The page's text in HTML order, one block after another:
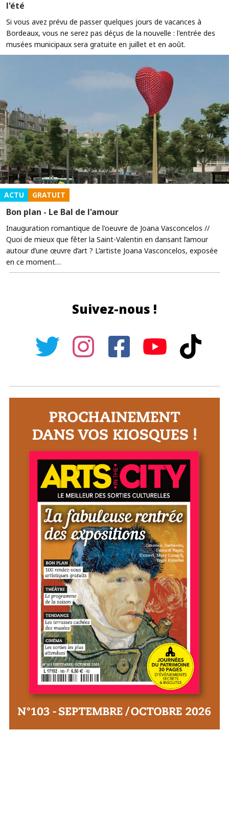
l'été
Si vous avez prévu de passer quelques jours de vacances à
Bordeaux, vous ne serez pas déçus de la nouvelle : l'entrée des
musées municipaux sera gratuite en juillet et en août.
ACTU GRATUIT
Bon plan - Le Bal de l'amour
Inauguration romantique de l'oeuvre de Joana Vasconcelos //
Quoi de mieux que fêter la Saint-Valentin en dansant l’amour
autour d’une œuvre d’art ? L’artiste Joana Vasconcelos, exposée
en ce moment…
Suivez-nous !